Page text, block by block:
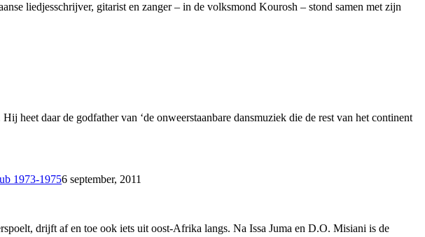
liedjesschrijver, gitarist en zanger – in de volksmond Kourosh – stond samen met zijn
heet daar de godfather van ‘de onweerstaanbare dansmuziek die de rest van het continent
1973-19756 september, 2011
drijft af en toe ook iets uit oost-Afrika langs. Na Issa Juma en D.O. Misiani is de